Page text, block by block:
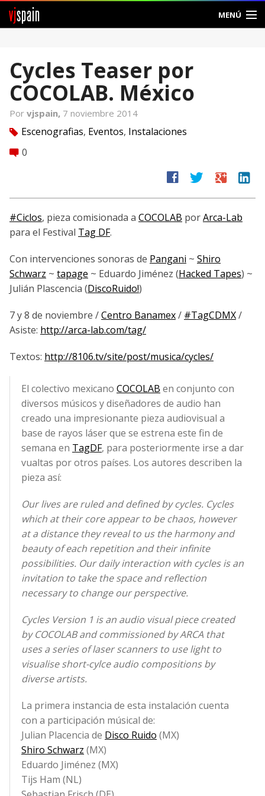
vjspain MENÚ
Foros
Noticias
Vjspain
Ayuda
Entrar
Crear Cuenta
Cycles Teaser por
COCOLAB. México
Por vjspain, 7 noviembre 2014
tag Escenografias, Eventos, Instalaciones
comment 0
facebook twitter google linkedin
#Ciclos, pieza comisionada a COCOLAB porArca-Lab
para el Festival Tag DF.
Con intervenciones sonoras de Pangani ~ Shiro
Schwarz ~ tapage ~ Eduardo Jiménez (Hacked Tapes) ~
Julián Plascencia (DiscoRuido!)
7 y 8 de noviembre /Centro Banamex/ #TagCDMX/
Asiste: http://arca-lab.com/tag/
Textos: http://8106.tv/site/post/musica/cycles/
El colectivo mexicano COCOLAB en conjunto con
diversos músicos y diseñadores de audio han
creado una impresionante pieza audiovisual a
base de rayos láser que se estrena este fin de
semana en TagDF, para posteriormente irse a dar
vualtas por otros países. Los autores describen la
pieza así:
Our lives are ruled and defined by cycles. Cycles
which at their core appear to be chaos, however
at a distance they reveal to us the harmony and
beauty of each repetition and their infinite
possibilities. Our daily interaction with cycles is an
invitation to take the space and reflection
necessary to change our perspective.
Cycles Version 1 is an audio visual piece created
by COCOLAB and commissioned by ARCA that
uses a series of laser scanners to use light to
visualise short-cylce audio compositions by
diverse artists.
La primera instancia de esta instalación cuenta
con a participación músical de:
Julian Placencia de Disco Ruido (MX)
Shiro Schwarz (MX)
Eduardo Jiménez (MX)
Tijs Ham (NL)